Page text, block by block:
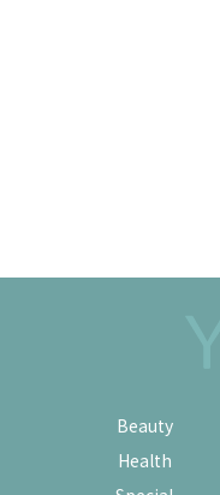
Beauty
Health